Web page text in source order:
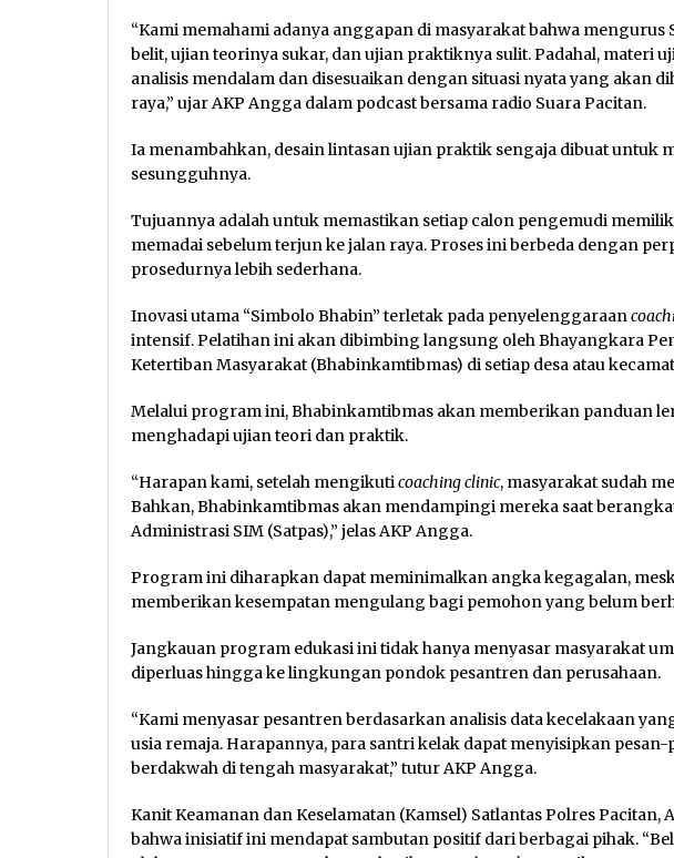
“Kami memahami adanya anggapan di masyarakat bahwa mengurus
belit, ujian teorinya sukar, dan ujian praktiknya sulit. Padahal, materi
analisis mendalam dan disesuaikan dengan situasi nyata yang akan
raya,” ujar AKP Angga dalam podcast bersama radio Suara Pacitan.
Ia menambahkan, desain lintasan ujian praktik sengaja dibuat untuk
sesungguhnya.
Tujuannya adalah untuk memastikan setiap calon pengemudi
memadai sebelum terjun ke jalan raya. Proses ini berbeda dengan
prosedurnya lebih sederhana.
Inovasi utama “Simbolo Bhabin” terletak pada penyelenggaraan
intensif. Pelatihan ini akan dibimbing langsung oleh Bhayangkara
Ketertiban Masyarakat (Bhabinkamtibmas) di setiap desa atau
Melalui program ini, Bhabinkamtibmas akan memberikan panduan
menghadapi ujian teori dan praktik.
“Harapan kami, setelah mengikuticoaching clinic, masyarakat sudah
Bahkan, Bhabinkamtibmas akan mendampingi mereka saat
Administrasi SIM (Satpas),” jelas AKP Angga.
Program ini diharapkan dapat meminimalkan angka kegagalan,
memberikan kesempatan mengulang bagi pemohon yang belum
Jangkauan program edukasi ini tidak hanya menyasar masyarakat
diperluas hingga ke lingkungan pondok pesantren dan perusahaan.
“Kami menyasar pesantren berdasarkan analisis data kecelakaan
usia remaja. Harapannya, para santri kelak dapat menyisipkan
berdakwah di tengah masyarakat,” tutur AKP Angga.
Kanit Keamanan dan Keselamatan (Kamsel) Satlantas Polres Pacitan,
bahwa inisiatif ini mendapat sambutan positif dari berbagai pihak.